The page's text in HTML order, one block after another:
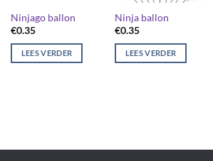
Ninjago ballon
€0.35
LEES VERDER
Ninja ballon
€0.35
LEES VERDER